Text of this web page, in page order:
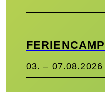
03. – 07.08.2026